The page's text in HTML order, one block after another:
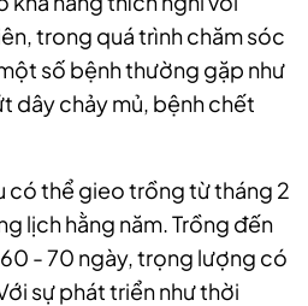
trong quá trình chăm sóc
số bệnh thường gặp như
dây chảy mủ, bệnh chết
có thể gieo trồng từ tháng 2
lịch hằng năm. Trồng đến
- 70 ngày, trọng lượng có
sự phát triển như thời